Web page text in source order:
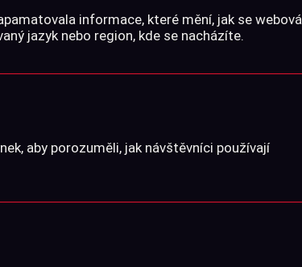
informace, které mění, jak se webová
jazyk nebo region, kde se nacházíte.
aby porozuměli, jak návštěvníci používají
Skladem na prodejně